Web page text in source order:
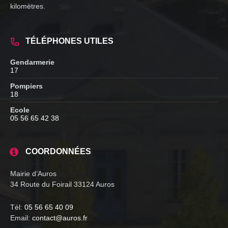
kilomètres.
TÉLÉPHONES UTILES
Gendarmerie
17
Pompiers
18
Ecole
05 56 65 42 38
COORDONNÉES
Mairie d’Auros
34 Route du Foirail 33124 Auros
Tél: 05 56 65 40 09
Email: contact@auros.fr